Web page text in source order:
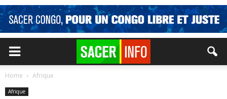
Home Afrique
Afrique